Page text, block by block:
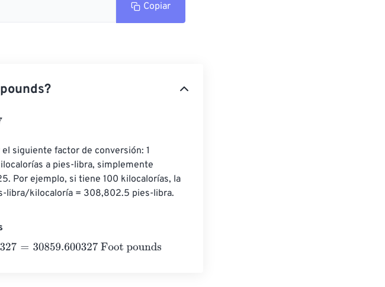
Copiar
siguiente factor de conversión: 1
a pies-libra, simplemente
Por ejemplo, si tiene 100 kilocalorías, la
libra/kilocaloría = 308,802.5 pies-libra.
Foot pounds